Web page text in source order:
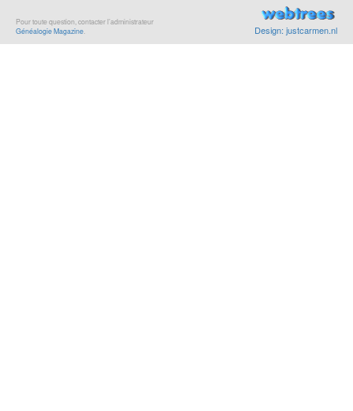
Pour toute question, contacter l’administrateur
Généalogie Magazine. Design: justcarmen.nl